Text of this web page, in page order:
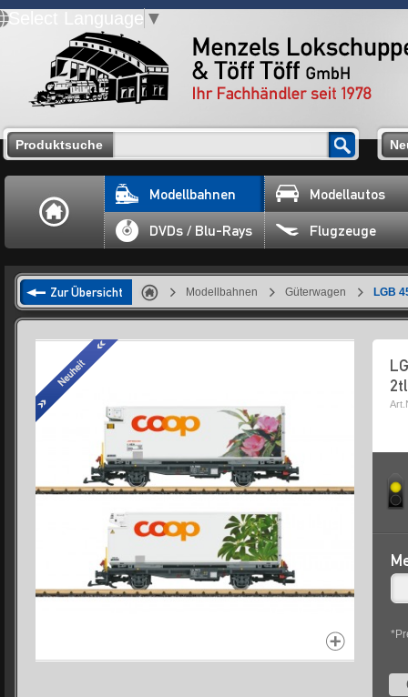
Select Language ▼
Produktsuche
Modellbahnen Modellautos
DVDs / Blu-Rays Flugzeuge
Zur Übersicht Modellbahnen Güterwagen LGB